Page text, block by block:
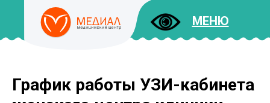
МЕНЮ
ДОКУМЕНТЫ
График работы УЗИ-кабинета